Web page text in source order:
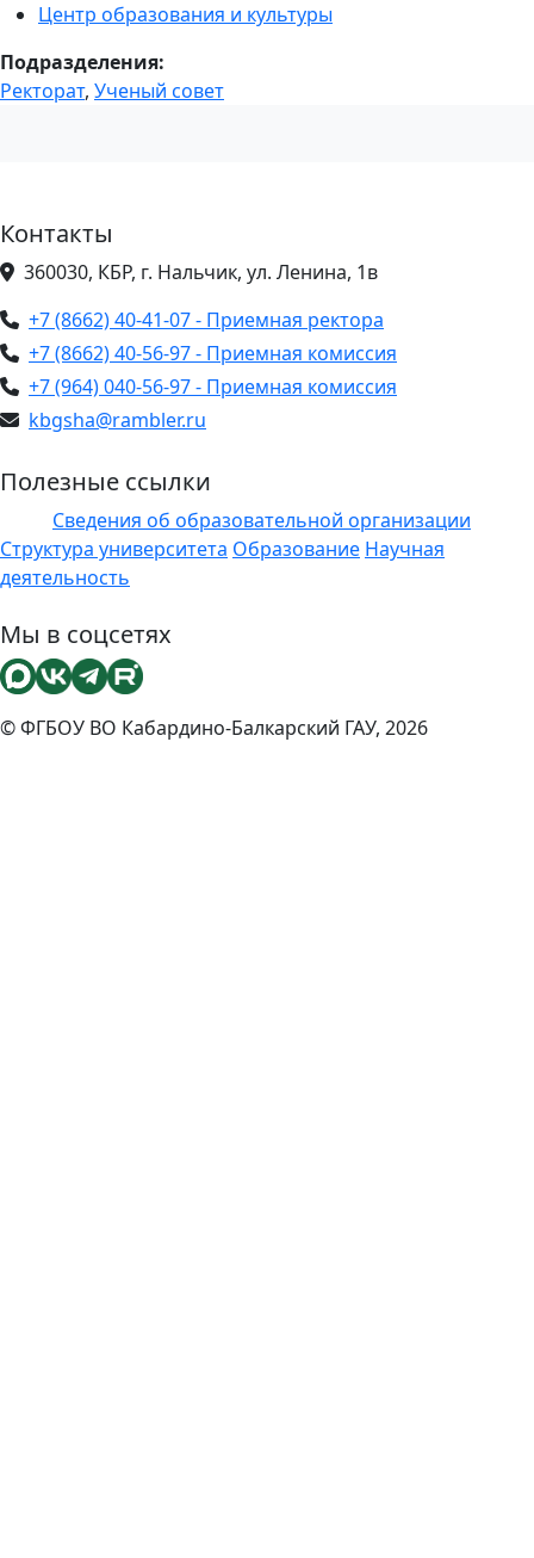
Центр образования и культуры
Подразделения:
Ректорат, Ученый совет
Контакты
360030, КБР, г. Нальчик, ул. Ленина, 1в
+7 (8662) 40-41-07 - Приемная ректора
+7 (8662) 40-56-97 - Приемная комиссия
+7 (964) 040-56-97 - Приемная комиссия
kbgsha@rambler.ru
Полезные ссылки
Сведения об образовательной организации
Структура университета Образование Научная
деятельность
Мы в соцсетях
© ФГБОУ ВО Кабардино-Балкарский ГАУ, 2026